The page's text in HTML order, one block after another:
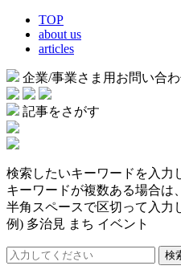
TOP
about us
articles
企業/事業さま用お問い合
記事をさがす
検索したいキーワードを入力
キーワードが複数ある場合は、
半角スペースで区切って入力
例) 多治見 まち イベント
検